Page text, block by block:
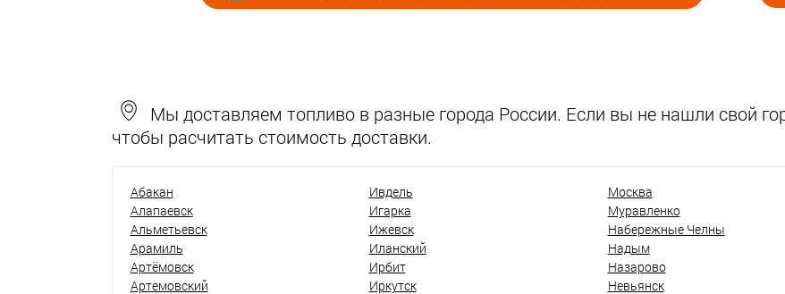
Мы доставляем топливо в разные города России. Если вы не нашли свой
чтобы расчитать стоимость доставки.
Абакан
Алапаевск
Альметьевск
Арамиль
Артёмовск
Артемовский
Ивдель
Игарка
Ижевск
Иланский
Ирбит
Иркутск
Москва
Муравленко
Набережные Челны
Надым
Назарово
Невьянск